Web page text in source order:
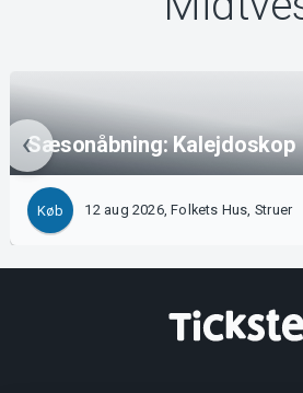
Sæsonåbning: Kalejdoskop
Køb 12 aug 2026, Folkets Hus, Struer